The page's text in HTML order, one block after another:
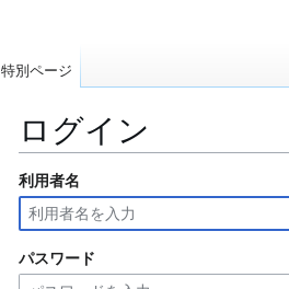
ログイン
ナ
ビ
ゲ
ー
シ
検
索
に
移
動
利用者名
パスワード
特別ページ